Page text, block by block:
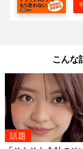
こんな
話題